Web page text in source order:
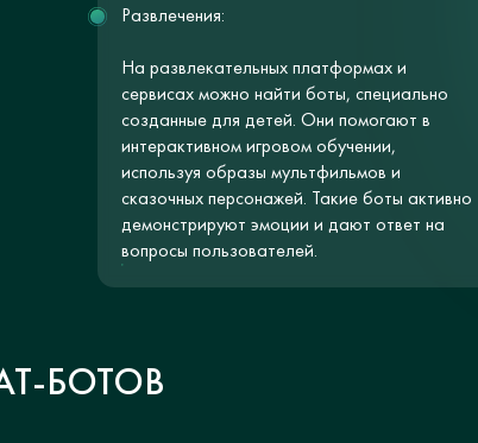
Развлечения:
На развлекательных платформах и
сервисах можно найти боты, специально
созданные для детей. Они помогают в
интерактивном игровом обучении,
используя образы мультфильмов и
сказочных персонажей. Такие боты активно
демонстрируют эмоции и дают ответ на
вопросы пользователей.
БОТОВ